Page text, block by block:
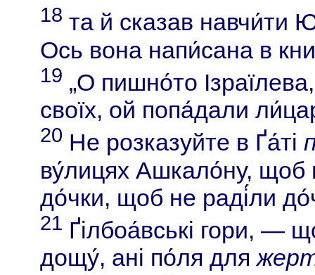
18 та й сказав навчи́ти
Ось вона напи́сана в
19 „О пишно́то
своїх, ой попа́дали
20 Не розказуйте в Ґа́ті
ву́лицях Ашкало́ну, щоб
до́чки, щоб не раді́ли
21 Ґілбоа́вські гори, —
дощу́, ані по́ля для